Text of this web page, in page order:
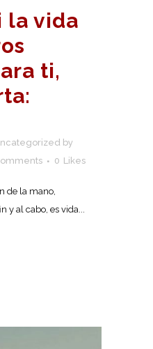
la vida
ti,
by
0 Likes
de la mano,
y al cabo, es vida...